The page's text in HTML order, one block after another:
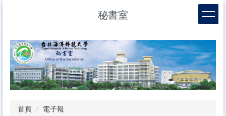
要
內
容
區
秘書室
首頁 電子報